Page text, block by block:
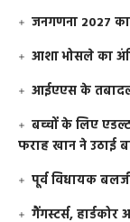
जनगणना 2027
आशा भोसले का
आईएएस के
बच्चों के लिए
फराह खान ने उठाई
पूर्व विधायक
गैंगस्टर्स,